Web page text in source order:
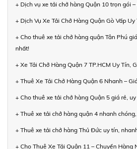
+ Dịch vụ xe tải chở hàng Quận 10 trọn gói
+ Dịch Vụ Xe Tải Chở Hàng Quận Gò Vấp
+ Cho thuê xe tải chở hàng quận Tân Phú
nhất!
+ Xe Tải Chở Hàng Quận 7 TP.HCM Uy Tín,
+ Thuê Xe Tải Chở Hàng Quận 6 Nhanh –
+ Cho thuê xe tải chở hàng Quận 5 giá rẻ,
+ Thuê xe tải chở hàng quận 4 nhanh
+ Thuê xe tải chở hàng Thủ Đức uy tín,
+ Cho Thuê Xe Tải Quận 11 – Chuyển Hàng